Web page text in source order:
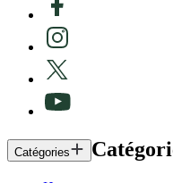
Catégories